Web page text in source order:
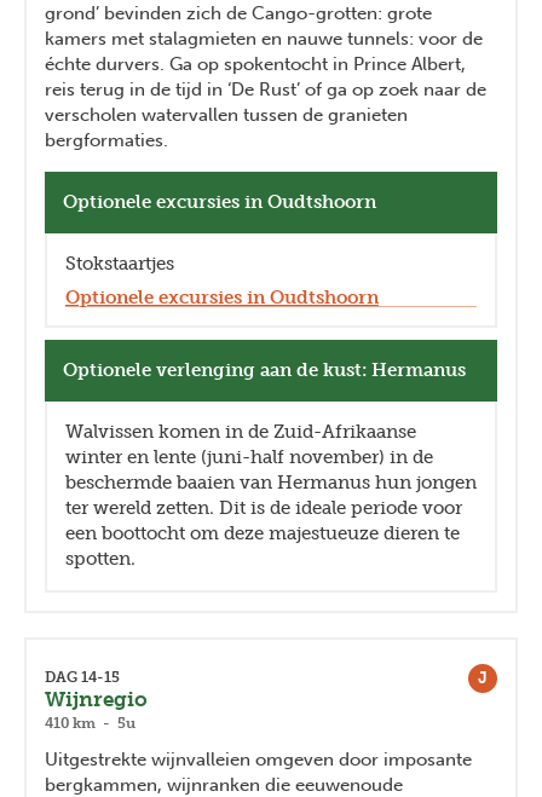
grond’ bevinden zich de Cango-grotten: grote
kamers met stalagmieten en nauwe tunnels: voor de
échte durvers. Ga op spokentocht in Prince Albert,
reis terug in de tijd in ‘De Rust’ of ga op zoek naar de
verscholen watervallen tussen de granieten
bergformaties.
Optionele excursies in Oudtshoorn
Stokstaartjes
Optionele excursies in Oudtshoorn
Optionele verlenging aan de kust: Hermanus
Walvissen komen in de Zuid-Afrikaanse
winter en lente (juni-half november) in de
beschermde baaien van Hermanus hun jongen
ter wereld zetten. Dit is de ideale periode voor
een boottocht om deze majestueuze dieren te
spotten.
J
DAG 14-15
Wijnregio
410 km - 5u
Uitgestrekte wijnvalleien omgeven door imposante
bergkammen, wijnranken die eeuwenoude
Previous